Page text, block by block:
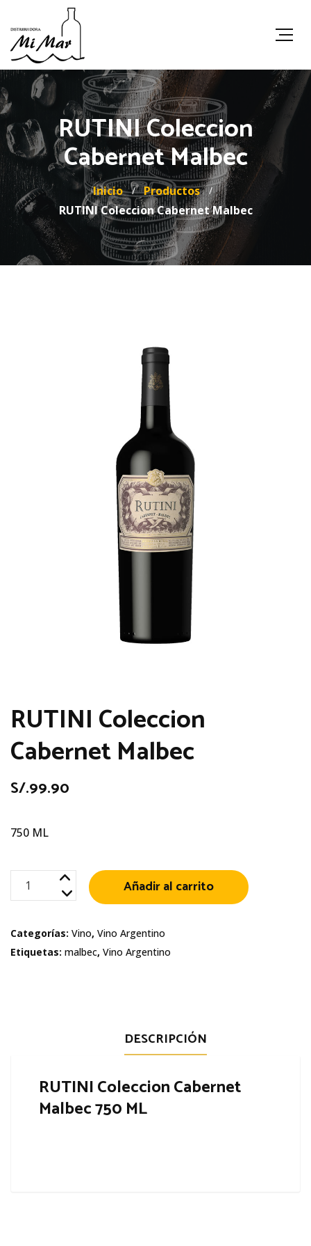
RUTINI Coleccion
Cabernet Malbec
Inicio
Productos
RUTINI Coleccion Cabernet Malbec
RUTINI Coleccion
Cabernet Malbec
S/.99.90
750 ML
RUTINI
Coleccion
Malbec
cantidad
Añadir al carrito
Categorías: Vino, Vino Argentino
Etiquetas: malbec, Vino Argentino
DESCRIPCIÓN
RUTINI Coleccion Cabernet
Malbec 750 ML